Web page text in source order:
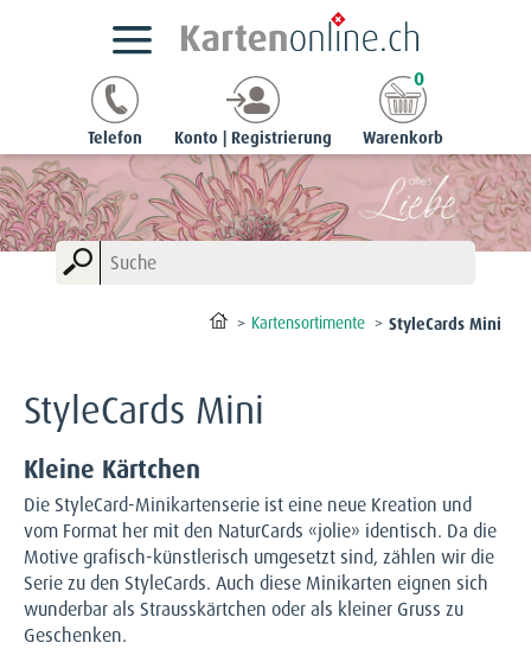
Telefon Konto | Registrierung Warenkorb
0
Kartensortimente StyleCards Mini
StyleCards Mini
Kleine Kärtchen
Die StyleCard-Minikartenserie ist eine neue Kreation und
vom Format her mit den NaturCards «jolie» identisch. Da die
Motive grafisch-künstlerisch umgesetzt sind, zählen wir die
Serie zu den StyleCards. Auch diese Minikarten eignen sich
wunderbar als Strausskärtchen oder als kleiner Gruss zu
Geschenken.